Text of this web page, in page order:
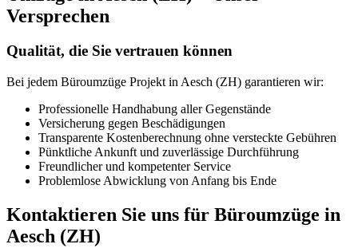
Versprechen
Qualität, die Sie vertrauen können
Bei jedem Büroumzüge Projekt in Aesch (ZH) garantieren wir:
Professionelle Handhabung aller Gegenstände
Versicherung gegen Beschädigungen
Transparente Kostenberechnung ohne versteckte Gebühren
Pünktliche Ankunft und zuverlässige Durchführung
Freundlicher und kompetenter Service
Problemlose Abwicklung von Anfang bis Ende
Kontaktieren Sie uns für Büroumzüge in
Aesch (ZH)